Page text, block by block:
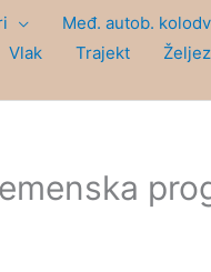
Međ. autob.
Vlak Trajekt